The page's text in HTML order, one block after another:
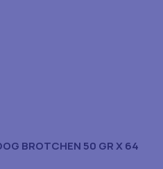
BROTCHEN 50 GR X 64